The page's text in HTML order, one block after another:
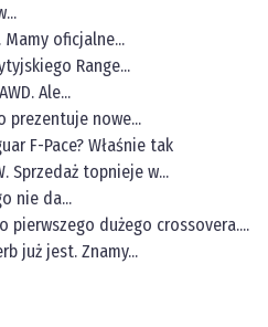
Mamy oficjalne...
Range...
Ale...
prezentuje nowe...
F-Pace? Właśnie tak
Sprzedaż topnieje w...
nie da...
pierwszego dużego crossovera....
już jest. Znamy...